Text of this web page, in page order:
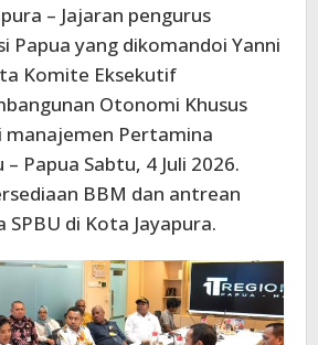
– Jajaran pengurus
Papua yang dikomandoi Yanni
Komite Eksekutif
Otonomi Khusus
manajemen Pertamina
Papua Sabtu, 4 Juli 2026.
BBM dan antrean
SPBU di Kota Jayapura.